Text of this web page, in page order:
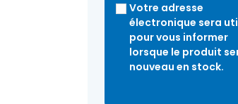
Votre adresse
électronique sera
pour vous informer
lorsque le produit
nouveau en stock.